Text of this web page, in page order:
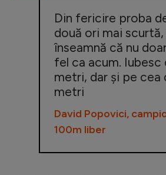
Din fericire proba
două ori mai scurtă,
înseamnă că nu
fel ca acum. Iubesc
metri, dar și pe cea
metri
David Popovici,
100m liber